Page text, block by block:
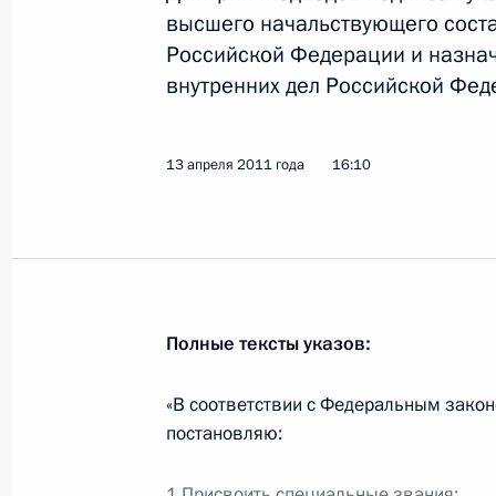
Владимир Путин выразил
9 июля 2015 года, 15:45
Заседание рабочей группы
Рабочая встреча с исполняющим
высшего начальствующего
Российской Федерации и
внутренних дел Российской
13 апреля 2011 года 16:10
Полные тексты указов:
«В соответствии с Федеральным
постановляю: